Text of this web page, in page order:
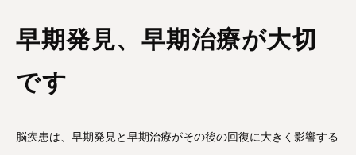
早期発見、早期治療が大切
です
脳疾患は、早期発見と早期治療がその後の回復に大きく影響する